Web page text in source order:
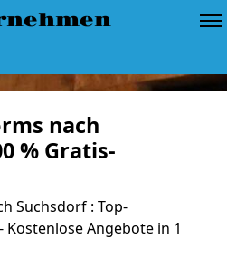
nach
% Gratis-
Suchsdorf : Top-
Angebote in 1